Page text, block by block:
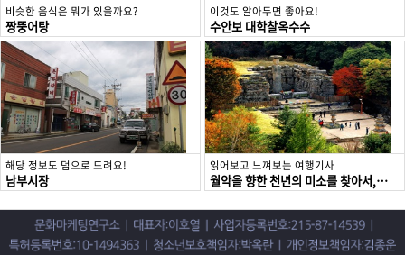
비슷한 음식은 뭐가 있을까요?
짱뚱어탕
이것도 알아두면 좋아요!
수안보 대학찰옥수수
해당 정보도 덤으로 드려요!
남부시장
읽어보고 느껴보는 여행기사
월악을 향한 천년의 미소를 찾아서, 충주 미륵대원지